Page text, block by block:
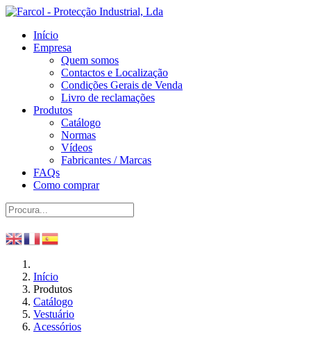
Início
Empresa
Quem somos
Contactos e Localização
Condições Gerais de Venda
Livro de reclamações
Produtos
Catálogo
Normas
Vídeos
Fabricantes / Marcas
FAQs
Como comprar
Início
Produtos
Catálogo
Vestuário
Acessórios